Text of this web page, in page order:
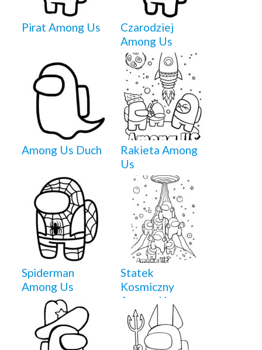
Pirat Among Us
Czarodziej
Among Us
Among Us Duch
Rakieta Among
Us
Spiderman
Among Us
Statek
Kosmiczny
Among Us